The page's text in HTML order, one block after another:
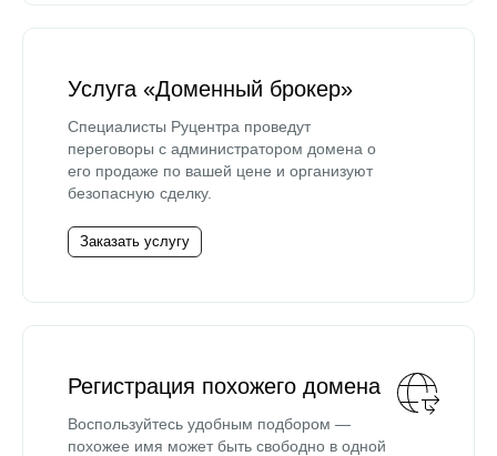
Услуга «Доменный брокер»
Специалисты Руцентра проведут
переговоры с администратором домена о
его продаже по вашей цене и организуют
безопасную сделку.
Заказать услугу
Регистрация похожего домена
Воспользуйтесь удобным подбором —
похожее имя может быть свободно в одной